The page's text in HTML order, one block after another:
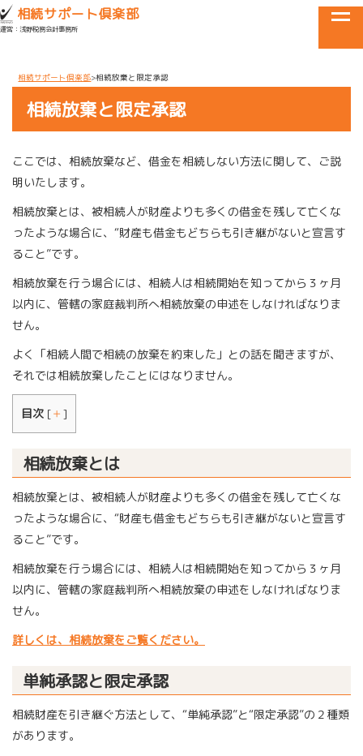
目黒区・世田谷区・品川区で相続に関するお悩みなら
相続サポート倶楽部
運営：浅野税務会計事務所
相続サポート倶楽部 相続放棄と限定承認
相続放棄と限定承認
ここでは、相続放棄など、借金を相続しない方法に関して、ご説
明いたします。
相続放棄とは、被相続人が財産よりも多くの借金を残して亡くな
ったような場合に、“財産も借金もどちらも引き継がないと宣言す
ること”です。
相続放棄を行う場合には、相続人は相続開始を知ってから３ヶ月
以内に、管轄の家庭裁判所へ相続放棄の申述をしなければなりま
せん。
よく「相続人間で相続の放棄を約束した」との話を聞きますが、
それでは相続放棄したことにはなりません。
目次 [＋ ]
相続放棄とは
相続放棄とは、被相続人が財産よりも多くの借金を残して亡くな
ったような場合に、“財産も借金もどちらも引き継がないと宣言す
ること”です。
相続放棄を行う場合には、相続人は相続開始を知ってから３ヶ月
以内に、管轄の家庭裁判所へ相続放棄の申述をしなければなりま
せん。
詳しくは、相続放棄をご覧ください。
単純承認と限定承認
相続財産を引き継ぐ方法として、“単純承認”と“限定承認”の２種類
があります。